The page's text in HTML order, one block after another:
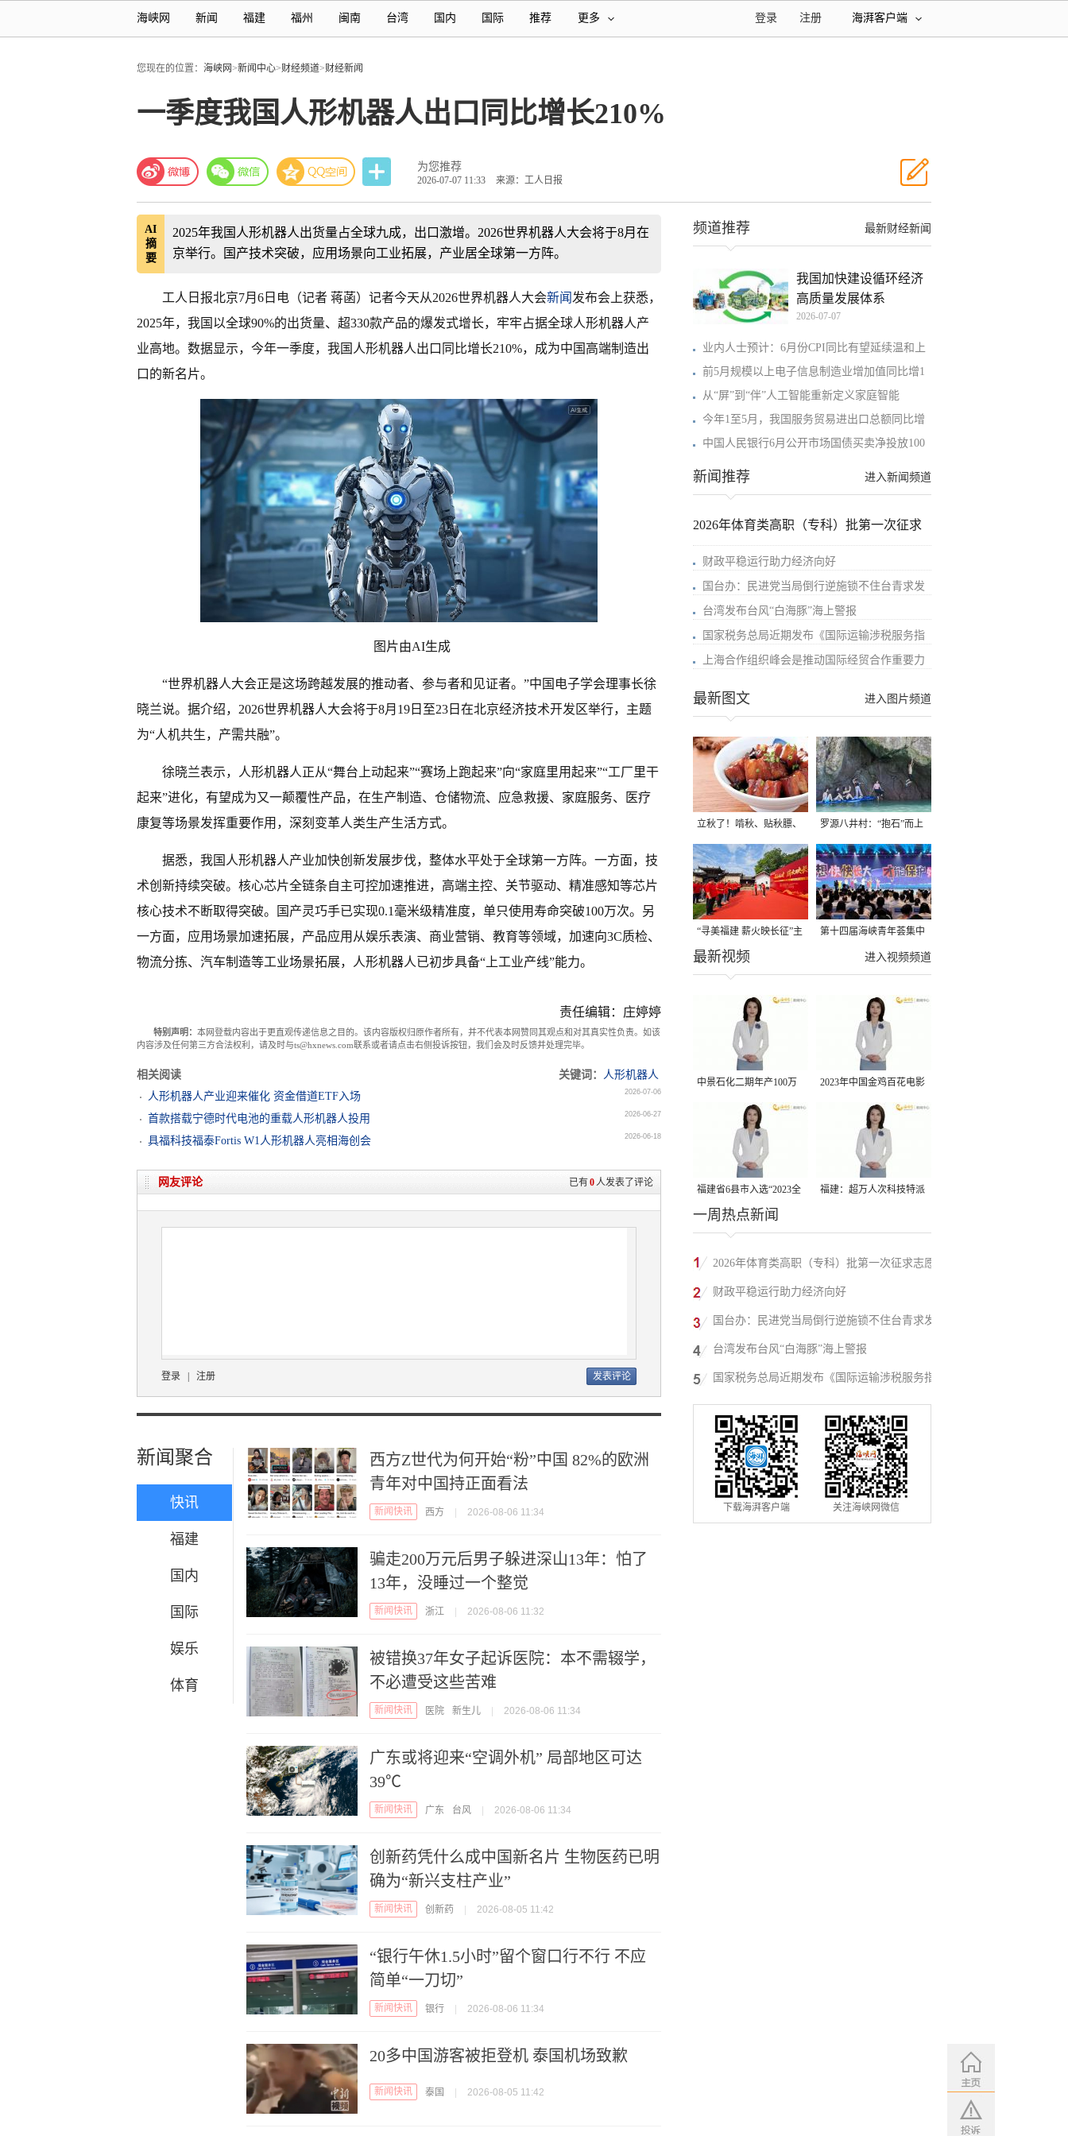
海峡网 新闻 福建 福州 闽南 台湾 国内 国际 推荐 更多 海湃客户端
注册
登录
您现在的位置： 海峡网>新闻中心>财经频道>财经新闻
一季度我国人形机器人出口同比增长210%
为您推荐
2026-07-07 11:33 来源：工人日报
AI
摘
要
2025年我国人形机器人出货量占全球九成，出口激增。2026世界机器人大会将于8月在
京举行。国产技术突破，应用场景向工业拓展，产业居全球第一方阵。
工人日报北京7月6日电（记者 蒋菡）记者今天从2026世界机器人大会新闻 发布会上获悉，
2025年，我国以全球90%的出货量、超330款产品的爆发式增长，牢牢占据全球人形机器人产
业高地。数据显示，今年一季度，我国人形机器人出口同比增长210%，成为中国高端制造出
口的新名片。
图片由AI生成
“世界机器人大会正是这场跨越发展的推动者、参与者和见证者。”中国电子学会理事长徐
晓兰说。据介绍，2026世界机器人大会将于8月19日至23日在北京经济技术开发区举行，主题
为“人机共生，产需共融”。
徐晓兰表示，人形机器人正从“舞台上动起来”“赛场上跑起来”向“家庭里用起来”“工厂里干
起来”进化，有望成为又一颠覆性产品，在生产制造、仓储物流、应急救援、家庭服务、医疗
康复等场景发挥重要作用，深刻变革人类生产生活方式。
据悉，我国人形机器人产业加快创新发展步伐，整体水平处于全球第一方阵。一方面，技
术创新持续突破。核心芯片全链条自主可控加速推进，高端主控、关节驱动、精准感知等芯片
核心技术不断取得突破。国产灵巧手已实现0.1毫米级精准度，单只使用寿命突破100万次。另
一方面，应用场景加速拓展，产品应用从娱乐表演、商业营销、教育等领域，加速向3C质检、
物流分拣、汽车制造等工业场景拓展，人形机器人已初步具备“上工业产线”能力。
责任编辑：庄婷婷
特别声明： 本网登载内容出于更直观传递信息之目的。该内容版权归原作者所有，并不代表本网赞同其观点和对其真实性负责。如该
内容涉及任何第三方合法权利，请及时与ts@hxnews.com联系或者请点击右侧投诉按钮，我们会及时反馈并处理完毕。
相关阅读 关键词： 人形机器人
人形机器人产业迎来催化 资金借道ETF入场
2026-07-06
首款搭载宁德时代电池的重载人形机器人投用 2026-06-27
具福科技福泰Fortis W1人形机器人亮相海创会 2026-06-18
已有0人发表了评论
网友评论
登录 注册
新闻聚合
快讯
福建
国内
国际
娱乐
体育
西方Z世代为何开始“粉”中国 82%的欧洲
青年对中国持正面看法
新闻快讯 西方 2026-08-06 11:34
骗走200万元后男子躲进深山13年：怕了
13年，没睡过一个整觉
新闻快讯 浙江 2026-08-06 11:32
被错换37年女子起诉医院：本不需辍学，
不必遭受这些苦难
新闻快讯 医院 新生儿 2026-08-06 11:34
广东或将迎来“空调外机” 局部地区可达
39℃
新闻快讯 广东 台风 2026-08-06 11:34
创新药凭什么成中国新名片 生物医药已明
确为“新兴支柱产业”
新闻快讯 创新药 2026-08-05 11:42
“银行午休1.5小时”留个窗口行不行 不应
简单“一刀切”
新闻快讯 银行 2026-08-06 11:34
20多中国游客被拒登机 泰国机场致歉
新闻快讯 泰国 2026-08-05 11:42
最新财经新闻
频道推荐
我国加快建设循环经济
高质量发展体系
2026-07-07
业内人士预计：6月份CPI同比有望延续温和上
前5月规模以上电子信息制造业增加值同比增1
从“屏”到“伴”人工智能重新定义家庭智能
今年1至5月，我国服务贸易进出口总额同比增
中国人民银行6月公开市场国债买卖净投放100
进入新闻频道
新闻推荐
2026年体育类高职（专科）批第一次征求
财政平稳运行助力经济向好
国台办：民进党当局倒行逆施锁不住台青求发
台湾发布台风“白海豚”海上警报
国家税务总局近期发布《国际运输涉税服务指
上海合作组织峰会是推动国际经贸合作重要力
进入图片频道
最新图文
立秋了！啃秋、贴秋膘、
晒秋，福建人这样过才够
味→
罗源八井村：“抱石”而上
“寻美福建 薪火映长征”主
题活动在龙岩长汀启动
第十四届海峡青年荟集中
阶段活动在福州举行
进入视频频道
最新视频
中景石化二期年产100万
吨丙烷脱氢项目建成中交
2023年中国金鸡百花电影
节有福电影巡展31日启动
福建省6县市入选“2023全
国县域发展潜力百强县”
福建：超万人次科技特派
一周热点新闻
2026年体育类高职（专科）批第一次征求志愿
填报
财政平稳运行助力经济向好
国台办：民进党当局倒行逆施锁不住台青求发
展的心
台湾发布台风“白海豚”海上警报
国家税务总局近期发布《国际运输涉税服务指
引》
下载海湃客户端 关注海峡网微信